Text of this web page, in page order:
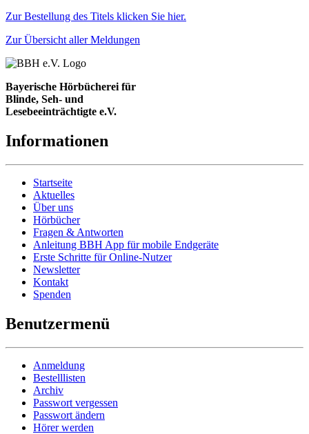
Zur Bestellung des Titels klicken Sie hier.
Zur Übersicht aller Meldungen
Bayerische Hörbücherei für
Blinde, Seh- und
Lesebeeinträchtigte e.V.
Informationen
Startseite
Aktuelles
Über uns
Hörbücher
Fragen & Antworten
Anleitung BBH App für mobile Endgeräte
Erste Schritte für Online-Nutzer
Newsletter
Kontakt
Spenden
Benutzermenü
Anmeldung
Bestelllisten
Archiv
Passwort vergessen
Passwort ändern
Hörer werden